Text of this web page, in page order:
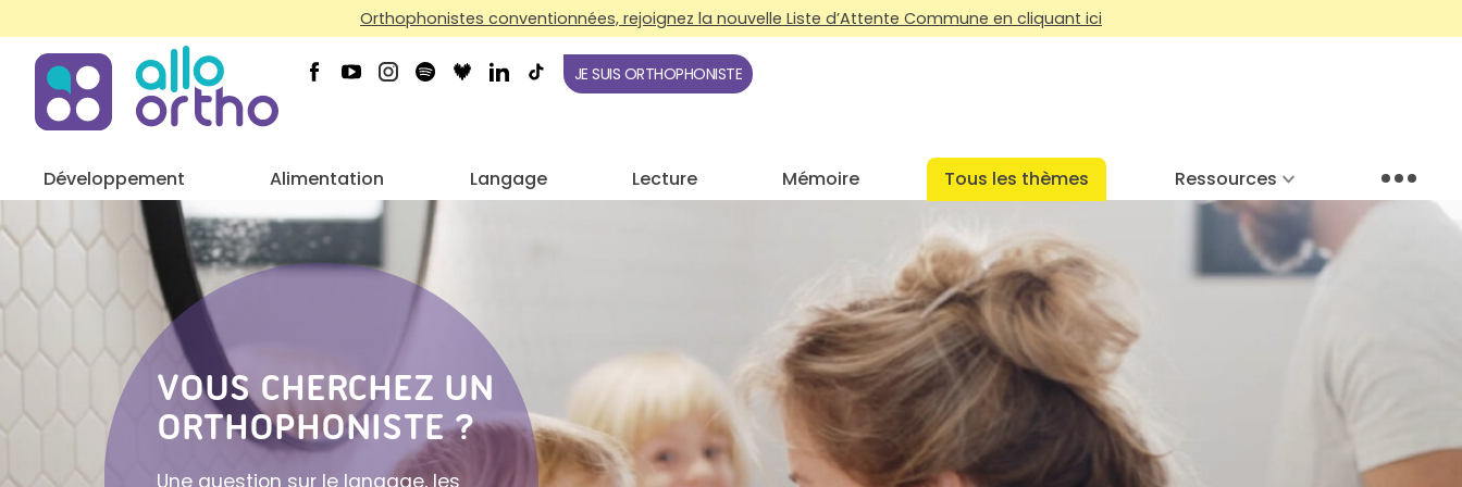
Orthophonistes conventionnées, rejoignez la nouvelle Liste d’Attente Commune en cliquant ici
JE SUIS ORTHOPHONISTE
Développement Alimentation Langage Lecture Mémoire Tous les thèmes Ressources Menu
VOUS CHERCHEZ UN
ORTHOPHONISTE ?
Une question sur le langage, les